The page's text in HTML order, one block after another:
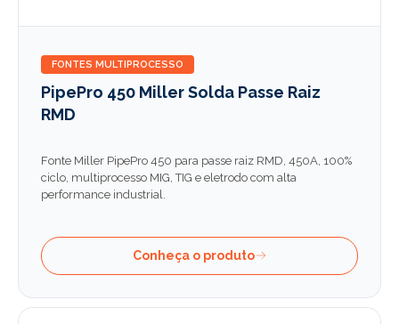
FONTES MULTIPROCESSO
PipePro 450 Miller Solda Passe Raiz
RMD
Fonte Miller PipePro 450 para passe raiz RMD, 450A, 100%
ciclo, multiprocesso MIG, TIG e eletrodo com alta
performance industrial.
Conheça o produto